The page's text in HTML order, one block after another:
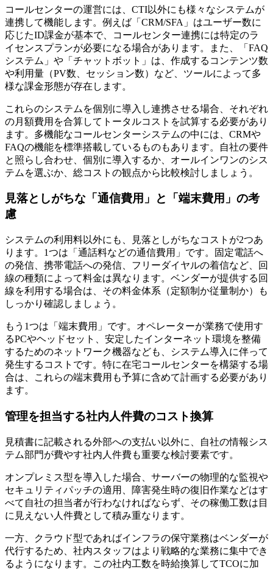
コールセンターの運営には、CTI以外にも様々なシステムが
連携して機能します。例えば「CRM/SFA」はユーザー数に
応じたID課金が基本で、コールセンター連携には特定のラ
イセンスプランが必要になる場合があります。また、「FAQ
システム」や「チャットボット」は、作成するコンテンツ数
や利用量（PV数、セッション数）など、ツールによって多
様な課金形態が存在します。
これらのシステムを個別に導入し連携させる場合、 それぞれ
の月額費用を合算してトータルコストを試算する必要があり
ます。多機能なコールセンターシステムの中には、CRMや
FAQの機能を標準搭載しているものもあります。自社の要件
と照らし合わせ、個別に導入するか、オールインワンのシス
テムを選ぶか、総コストの観点から比較検討しましょう。
見落としがちな「通信費用」と「端末費用」の考
慮
システムの利用料以外にも、見落としがちなコストが2つあ
ります。1つは 「通話料などの通信費用」 です。固定電話へ
の発信、携帯電話への発信、フリーダイヤルの着信など、回
線の種類によって料金は異なります。ベンダーが提供する回
線を利用する場合は、その料金体系（定額制か従量制か）も
しっかり確認しましょう。
もう1つは 「端末費用」 です。オペレーターが業務で使用す
るPCやヘッドセット、安定したインターネット環境を整備
するためのネットワーク機器なども、システム導入に伴って
発生するコストです。特に在宅コールセンターを構築する場
合は、これらの端末費用も予算に含めて計画する必要があり
ます。
管理を担当する社内人件費のコスト換算
見積書に記載される外部への支払い以外に、
自社の情報シス
テム部門が費やす社内人件費も重要な検討要素です。
オンプレミス型を導入した場合、サーバーの物理的な監視や
セキュリティパッチの適用、障害発生時の復旧作業などはす
べて自社の担当者が行わなければならず、その稼働工数は目
に見えない人件費として積み重なります。
一方、
クラウド型であればインフラの保守業務はベンダーが
代行するため、社内スタッフはより戦略的な業務に集中でき
るようになります。この社内工数を時給換算してTCOに加